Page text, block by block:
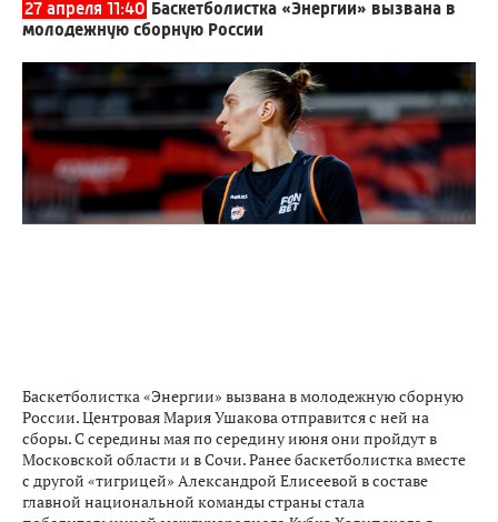
27 апреля 11:40 Баскетболистка «Энергии» вызвана в
молодежную сборную России
Баскетболистка «Энергии» вызвана в молодежную сборную
России. Центровая Мария Ушакова отправится с ней на
сборы. С середины мая по середину июня они пройдут в
Московской области и в Сочи. Ранее баскетболистка вместе
с другой «тигрицей» Александрой Елисеевой в составе
главной национальной команды страны стала